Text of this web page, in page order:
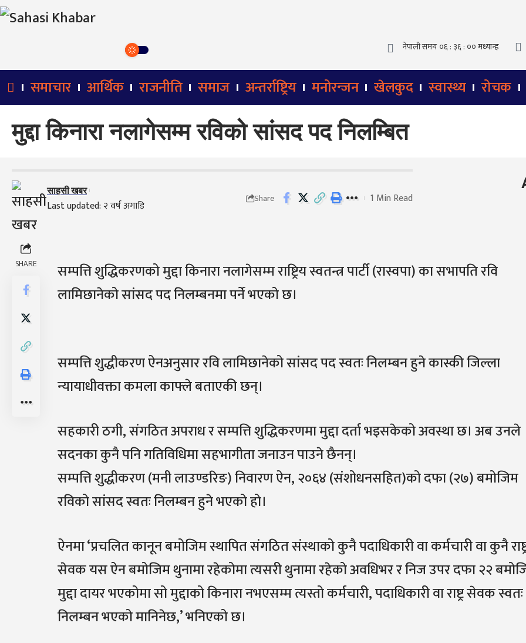
समाचार आर्थिक राजनीति समाज अन्तर्राष्ट्रिय मनोरन्जन खेलकुद स्वास्थ्य रोचक
मुद्दा किनारा नलागेसम्म रविको सांसद पद निलम्बित
Last updated: २ वर्ष अगाडि
साहसी खबर
Share 1 Min Read
SHARE
सम्पत्ति शुद्धिकरणको मुद्दा किनारा नलागेसम्म राष्ट्रिय स्वतन्त्र पार्टी (रास्वपा) का सभापति रवि
लामिछानेको सांसद पद निलम्बनमा पर्ने भएको छ।
सम्पत्ति शुद्धीकरण ऐनअनुसार रवि लामिछानेको सांसद पद स्वतः निलम्बन हुने कास्की जिल्ला
न्यायाधीवक्ता कमला काफ्ले बताएकी छन्।
सहकारी ठगी, संगठित अपराध र सम्पत्ति शुद्धिकरणमा मुद्दा दर्ता भइसकेको अवस्था छ। अब उनले
सदनका कुनै पनि गतिविधिमा सहभागीता जनाउन पाउने छैनन्।
सम्पत्ति शुद्धीकरण (मनी लाउण्डरिङ) निवारण ऐन, २०६४ (संशोधनसहित)को दफा (२७) बमोजिम
रविको सांसद स्वतः निलम्बन हुने भएको हो।
ऐनमा ‘प्रचलित कानून बमोजिम स्थापित संगठित संस्थाको कुनै पदाधिकारी वा कर्मचारी वा कुनै
सेवक यस ऐन बमोजिम थुनामा रहेकोमा त्यसरी थुनामा रहेको अवधिभर र निज उपर दफा २२
मुद्दा दायर भएकोमा सो मुद्दाको किनारा नभएसम्म त्यस्तो कर्मचारी, पदाधिकारी वा राष्ट्र सेवक स्वतः
निलम्बन भएको मानिनेछ,’ भनिएको छ।